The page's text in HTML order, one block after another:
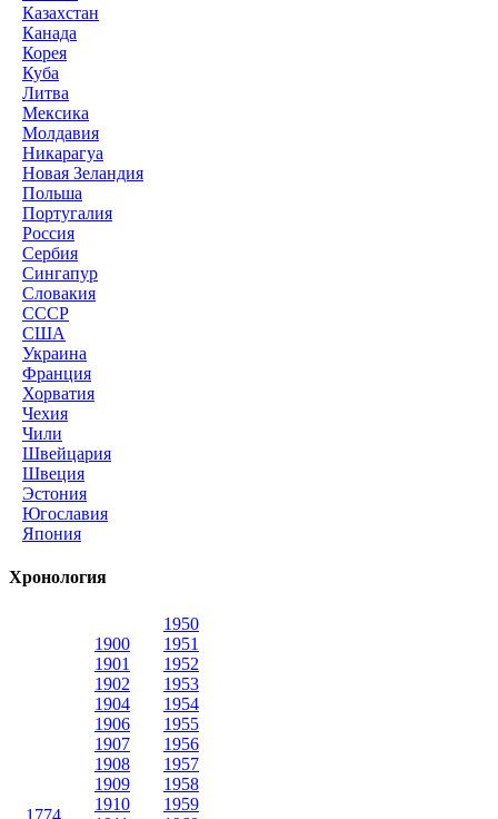
Казахстан
Канада
Корея
Куба
Литва
Мексика
Молдавия
Никарагуа
Новая Зеландия
Польша
Португалия
Россия
Сербия
Сингапур
Словакия
СССР
США
Украина
Франция
Хорватия
Чехия
Чили
Швейцария
Швеция
Эстония
Югославия
Япония
Хронология
1900
1901
1902
1904
1906
1907
1908
1909
1910
1950
1951
1952
1953
1954
1955
1956
1957
1958
1959